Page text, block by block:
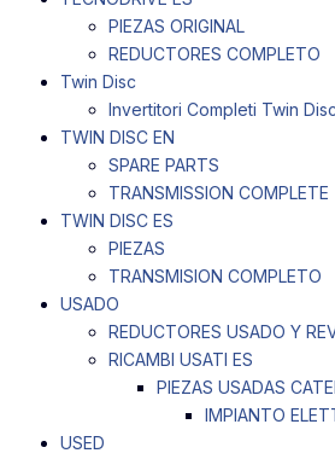
PIEZAS ORIGINAL
REDUCTORES COMPLETO
Twin Disc
Invertitori Completi Twin Disc
TWIN DISC EN
SPARE PARTS
TRANSMISSION COMPLETE
TWIN DISC ES
PIEZAS
TRANSMISION COMPLETO
USADO
REDUCTORES USADO Y
RICAMBI USATI ES
PIEZAS USADAS
IMPIANTO
USED